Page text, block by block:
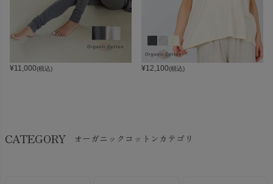
¥11,000(税込) ¥12,100(税込)
CATEGORY オーガニックコットンカテゴリ